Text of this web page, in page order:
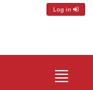
Log in
Toggle